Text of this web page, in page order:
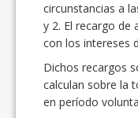
circunstancias a
y 2. El recargo de
con los intereses
Dichos recargos
calculan sobre la
en período